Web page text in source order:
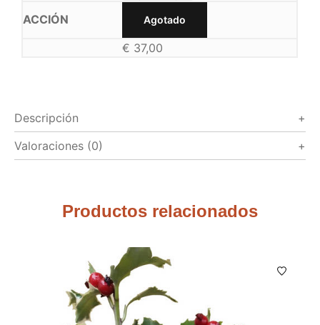
Agotado
€ 37,00
Descripción
Valoraciones (0)
Productos relacionados